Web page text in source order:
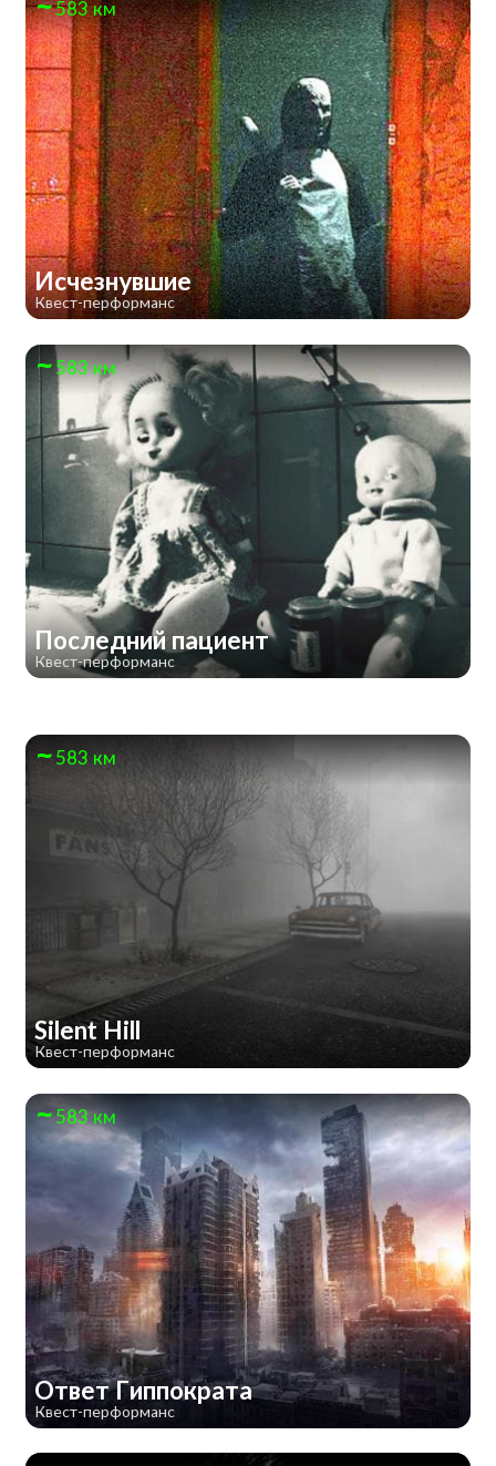
583 км
Исчезнувшие
Квест-перформанс
583 км
Последний пациент
Квест-перформанс
583 км
Silent Hill
Квест-перформанс
583 км
Ответ Гиппократа
Квест-перформанс